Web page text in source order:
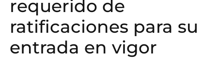
requerido de
ratificaciones para su
entrada en vigor